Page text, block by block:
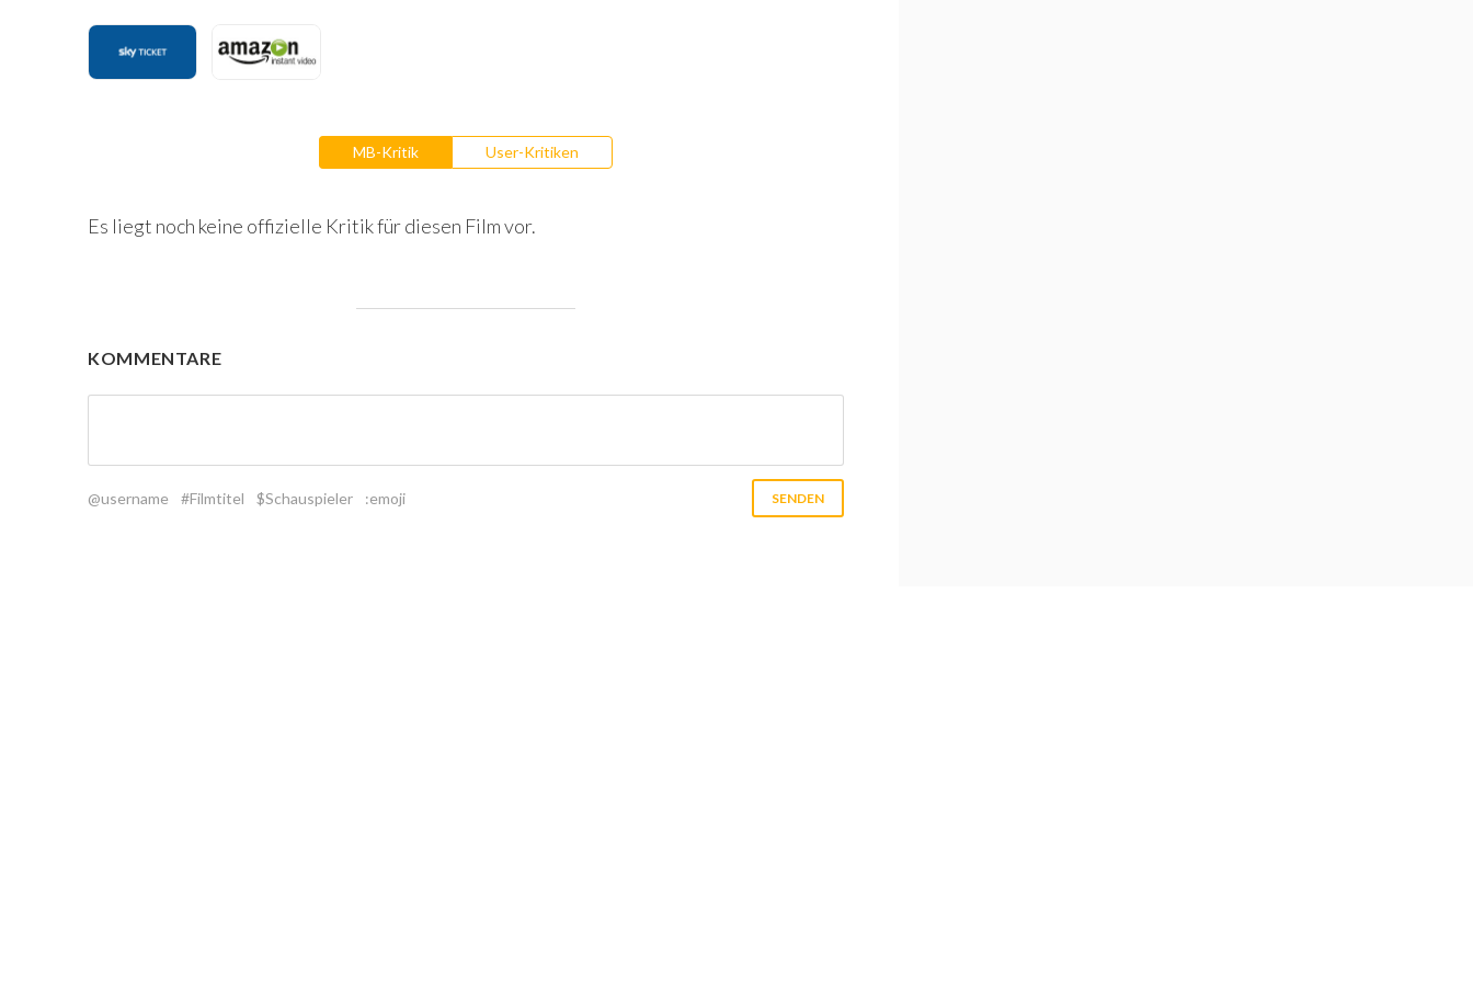
MB-Kritik User-Kritiken
Es liegt noch keine offizielle Kritik für diesen Film vor.
KOMMENTARE
@username #Filmtitel $Schauspieler :emoji